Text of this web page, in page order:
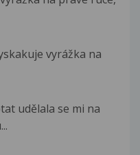
vyrážka na
udělala se mi na